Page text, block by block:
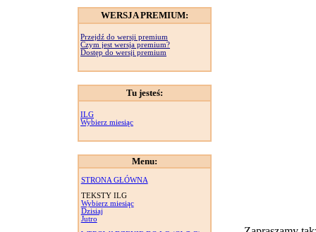
WERSJA PREMIUM:
Przejdź do wersji premium
Czym jest wersja premium?
Dostęp do wersji premium
Tu jesteś:
ILG
Wybierz miesiąc
Menu:
STRONA GŁÓWNA
TEKSTY ILG
Wybierz miesiąc
Dzisiaj
Jutro